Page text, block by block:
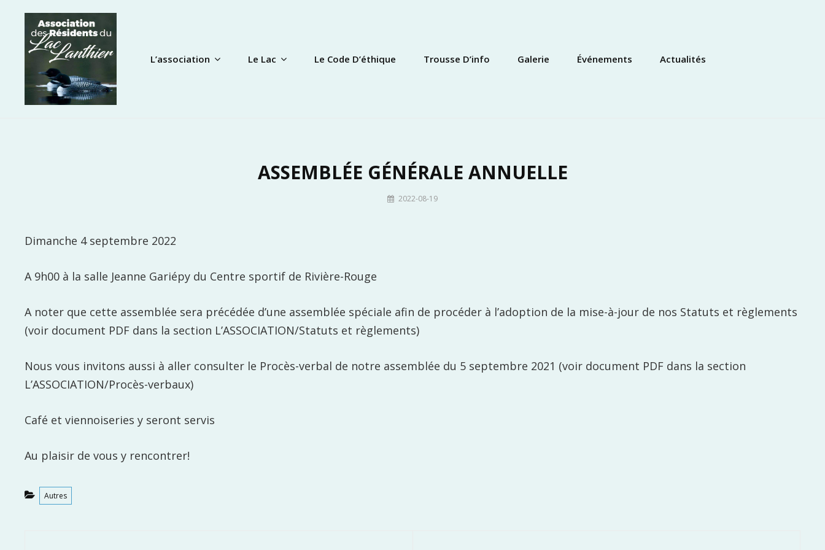
content
L’association Le Lac Le Code D’éthique Trousse D’info Galerie Événements Actualités
ASSEMBLÉE GÉNÉRALE ANNUELLE
By 2022-08-19
Dimanche 4 septembre 2022
A 9h00 à la salle Jeanne Gariépy du Centre sportif de Rivière-Rouge
A noter que cette assemblée sera précédée d’une assemblée spéciale afin de procéder à l’adoption de la mise-à-jour de nos Statuts et règlements
(voir document PDF dans la section L’ASSOCIATION/Statuts et règlements)
Nous vous invitons aussi à aller consulter le Procès-verbal de notre assemblée du 5 septembre 2021 (voir document PDF dans la section
L’ASSOCIATION/Procès-verbaux)
Café et viennoiseries y seront servis
Au plaisir de vous y rencontrer!
Categories
Autres